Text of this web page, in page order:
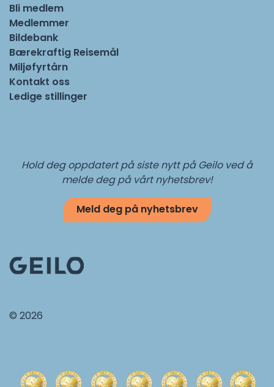
Bli medlem
Medlemmer
Bildebank
Bærekraftig Reisemål
Miljøfyrtårn
Kontakt oss
Ledige stillinger
Hold deg oppdatert på siste nytt på Geilo ved å
melde deg på vårt nyhetsbrev!
Meld deg på nyhetsbrev
© 2026